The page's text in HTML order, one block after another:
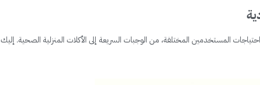
المستخدمين المختلفة، من الوجبات السريعة إلى الأكلات المنزلية الصحية. إليك